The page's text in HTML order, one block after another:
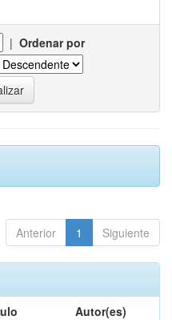
| Ordenar por
Anterior 1 Siguiente
Autor(es)